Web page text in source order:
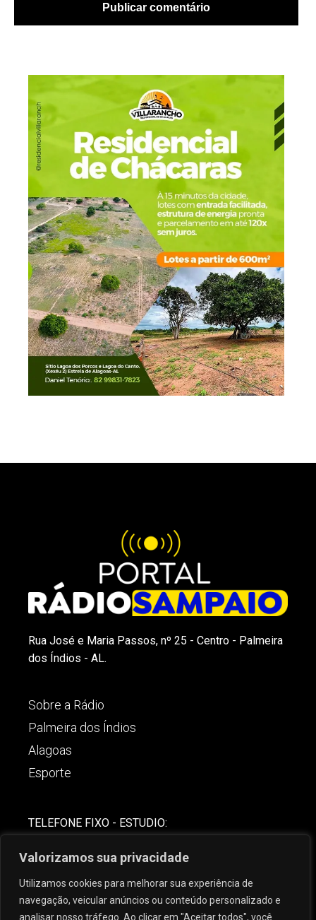
Valorizamos sua privacidade
Utilizamos cookies para melhorar sua experiência de
navegação, veicular anúncios ou conteúdo personalizado e
analisar nosso tráfego. Ao clicar em "Aceitar todos", você
Rua José e Maria Passos, nº 25 - Centro - Palmeira
dos Índios - AL.
Sobre a Rádio
Palmeira dos Índios
Alagoas
Esporte
TELEFONE FIXO - ESTUDIO:
(82) 99621-8806